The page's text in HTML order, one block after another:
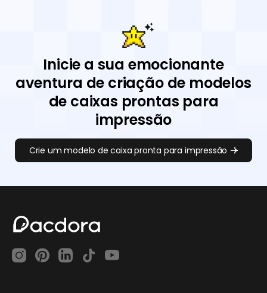
Inicie a sua emocionante
aventura de criação de modelos
de caixas prontas para
impressão
Crie um modelo de caixa pronta para impressão